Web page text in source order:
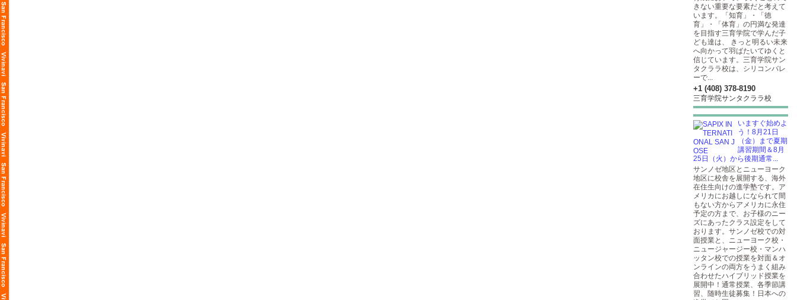
きない重要な要素だと考えて
います。「知育」・「徳
育」・「体育」の円満な発達
を目指す三育学院で学んだ子
ども達は、 きっと明るい未来
へ向かって羽ばたいてゆくと
信じています。三育学院サン
タクララ校は、シリコンバレ
ーで...
+1 (408) 378-8190
三育学院サンタクララ校
いますぐ始めよ
う！8月21日
（金）まで夏期
講習期間＆8月
25日（火）から後期通常...
サンノゼ地区とニューヨーク
地区に校舎を展開する、海外
在住生向けの進学塾です。ア
メリカにお越しになられて間
もない方からアメリカに永住
予定の方まで、お子様のニー
ズにあったクラス設定をして
おります。サンノゼ校での対
面授業と、ニューヨーク校・
ニュージャージー校・マンハ
ッタン校での授業を対面＆オ
ンラインの両方をうまく組み
合わせたハイブリッド授業を
展開中！通常授業、各季節講
習、随時生徒募集！日本への